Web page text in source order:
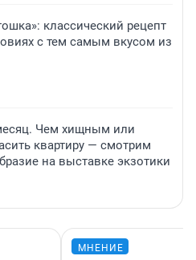
классический рецепт
с тем самым вкусом из
Чем хищным или
квартиру — смотрим
на выставке экзотики
МНЕНИЕ